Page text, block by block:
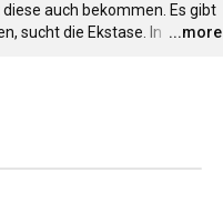
auch bekommen. Es gibt
sucht die Ekstase. In …
...more